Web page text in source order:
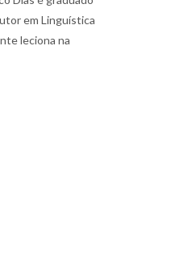
em Linguística
leciona na